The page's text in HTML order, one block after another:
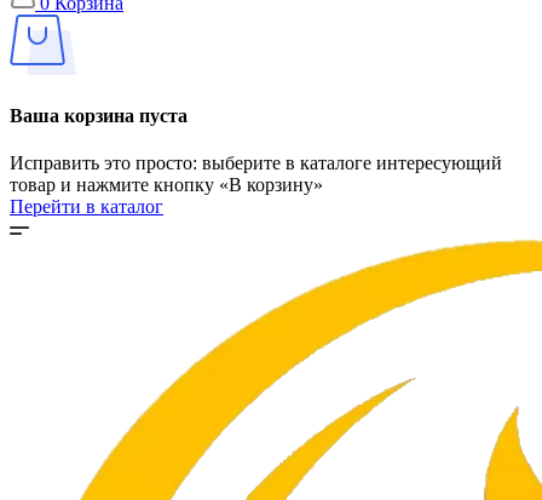
Ваша корзина пуста
Исправить это просто: выберите в каталоге интересующий
товар и нажмите кнопку «В корзину»
Перейти в каталог